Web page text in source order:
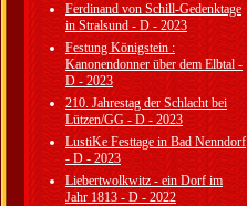
Ferdinand von Schill-Gedenktage
in Stralsund - D - 2023
Festung Königstein :
Kanonendonner über dem Elbtal -
D - 2023
210. Jahrestag der Schlacht bei
Lützen/GG - D - 2023
LustiKe Festtage in Bad Nenndorf
- D - 2023
Liebertwolkwitz - ein Dorf im
Jahr 1813 - D - 2022